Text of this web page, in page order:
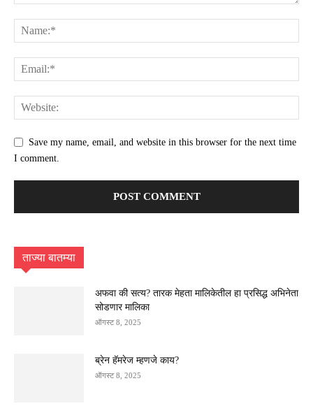
Save my name, email, and website in this browser for the next time
I comment.
ताज्या बातम्या
अफवा की सत्य? तारक मेहता मालिकेतील हा प्रसिद्ध अभिनेता
सोडणार मालिका
ऑगस्ट 8, 2025
ब्रेन हॅमरेज म्हणजे काय?
ऑगस्ट 8, 2025